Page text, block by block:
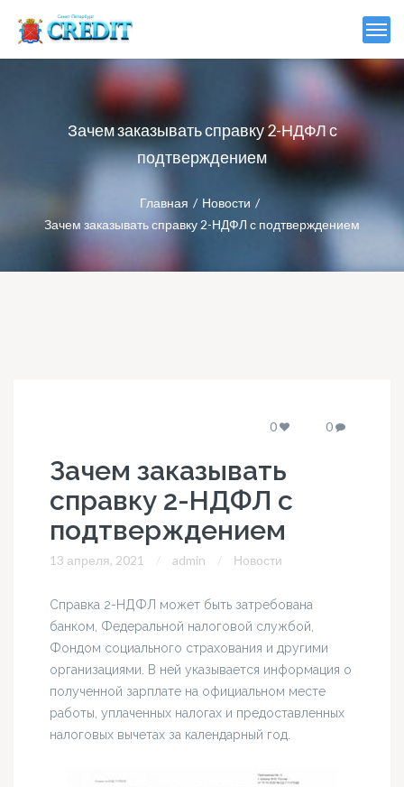
Зачем заказывать справку 2-НДФЛ с
подтверждением
Главная
Новости
Зачем заказывать справку 2-НДФЛ с подтверждением
0 0
Зачем заказывать
справку 2-НДФЛ с
подтверждением
13 апреля, 2021 admin Новости
Справка 2-НДФЛ может быть затребована
банком, Федеральной налоговой службой,
Фондом социального страхования и другими
организациями. В ней указывается информация о
полученной зарплате на официальном месте
работы, уплаченных налогах и предоставленных
налоговых вычетах за календарный год.